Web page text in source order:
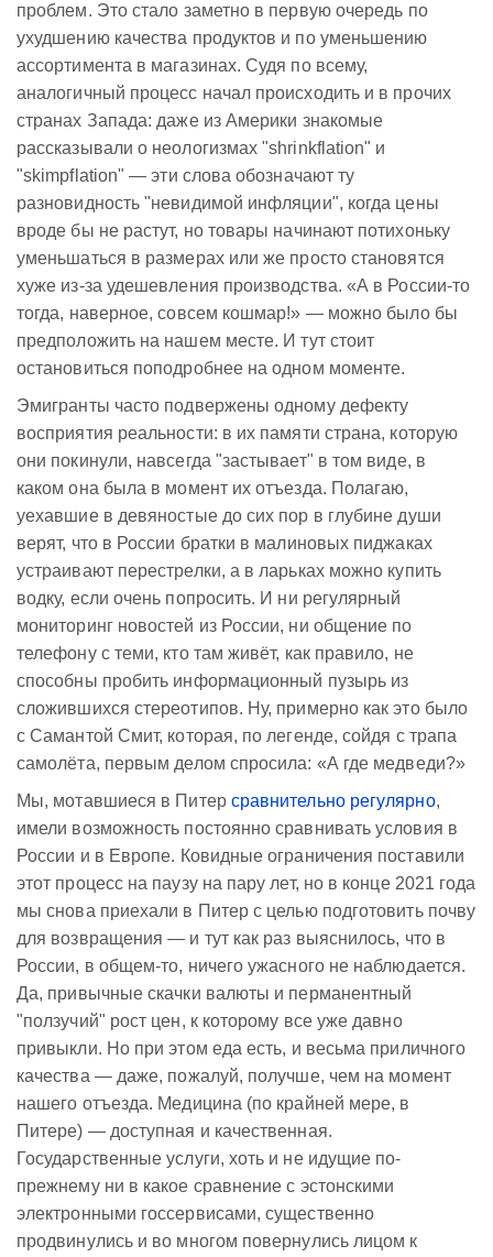
проблем. Это стало заметно в первую очередь по
ухудшению качества продуктов и по уменьшению
ассортимента в магазинах. Судя по всему,
аналогичный процесс начал происходить и в прочих
странах Запада: даже из Америки знакомые
рассказывали о неологизмах "shrinkflation" и
"skimpflation" — эти слова обозначают ту
разновидность "невидимой инфляции", когда цены
вроде бы не растут, но товары начинают потихоньку
уменьшаться в размерах или же просто становятся
хуже из-за удешевления производства. «А в России-то
тогда, наверное, совсем кошмар!» — можно было бы
предположить на нашем месте. И тут стоит
остановиться поподробнее на одном моменте.
Эмигранты часто подвержены одному дефекту
восприятия реальности: в их памяти страна, которую
они покинули, навсегда "застывает" в том виде, в
каком она была в момент их отъезда. Полагаю,
уехавшие в девяностые до сих пор в глубине души
верят, что в России братки в малиновых пиджаках
устраивают перестрелки, а в ларьках можно купить
водку, если очень попросить. И ни регулярный
мониторинг новостей из России, ни общение по
телефону с теми, кто там живёт, как правило, не
способны пробить информационный пузырь из
сложившихся стереотипов. Ну, примерно как это было
с Самантой Смит, которая, по легенде, сойдя с трапа
самолёта, первым делом спросила: «А где медведи?»
Мы, мотавшиеся в Питер сравнительно регулярно,
имели возможность постоянно сравнивать условия в
России и в Европе. Ковидные ограничения поставили
этот процесс на паузу на пару лет, но в конце 2021 года
мы снова приехали в Питер с целью подготовить почву
для возвращения — и тут как раз выяснилось, что в
России, в общем-то, ничего ужасного не наблюдается.
Да, привычные скачки валюты и перманентный
"ползучий" рост цен, к которому все уже давно
привыкли. Но при этом еда есть, и весьма приличного
качества — даже, пожалуй, получше, чем на момент
нашего отъезда. Медицина (по крайней мере, в
Питере) — доступная и качественная.
Государственные услуги, хоть и не идущие по-
прежнему ни в какое сравнение с эстонскими
электронными госсервисами, существенно
продвинулись и во многом повернулись лицом к